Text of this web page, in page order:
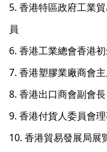
5. 香港特區政府工業
員
6. 香港工業總會香港
7. 香港塑膠業廠商會
8. 香港出口商會副會長
9. 香港付貨人委員會
10. 香港貿易發展局展